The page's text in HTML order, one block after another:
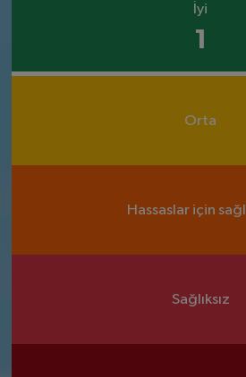
İyi
1
Orta
Hassaslar için
Sağlıksız